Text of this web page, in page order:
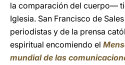
la comparación del cuerpo—
Iglesia. San Francisco de
periodistas y de la prensa
espiritual encomiendo el
mundial de las